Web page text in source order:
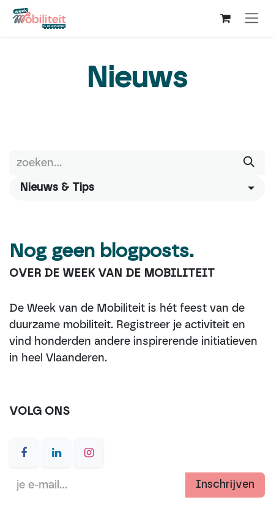
Overslaan naar inhoud
Nieuws
Nieuws & Tips
Nog geen blogposts.
OVER DE WEEK VAN DE MOBILITEIT
De Week van de Mobiliteit is hét feest van de
duurzame mobiliteit. Registreer je activiteit en
vind honderden andere inspirerende initiatieven
in heel Vlaanderen.
VOLG ONS
Inschrijven